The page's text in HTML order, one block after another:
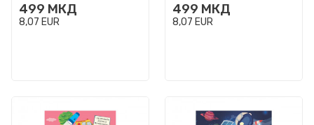
499 МКД
8,07 EUR
499 МКД
8,07 EUR